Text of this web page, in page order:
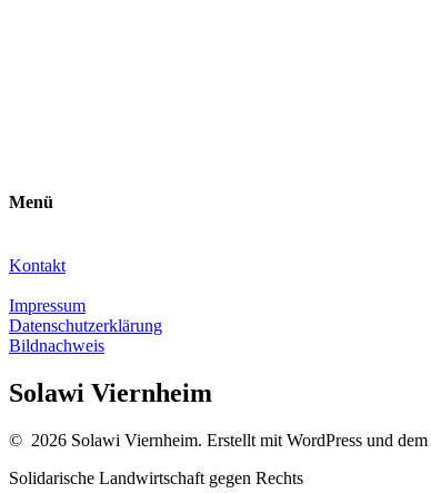
Menü
Kontakt
Impressum
Datenschutzerklärung
Bildnachweis
Solawi Viernheim
© 2026 Solawi Viernheim. Erstellt mit WordPress und dem
Solidarische Landwirtschaft gegen Rechts